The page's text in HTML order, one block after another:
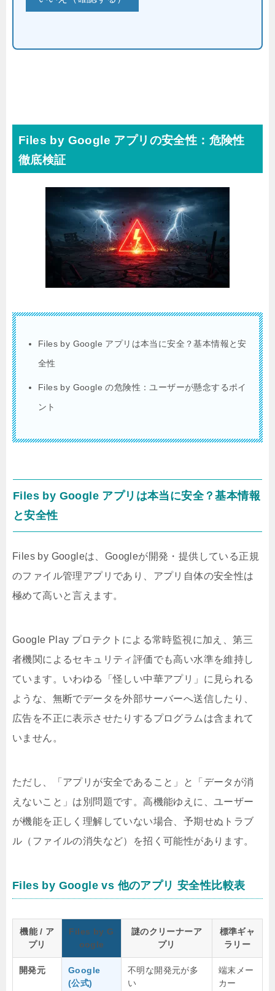
Files by Google アプリの安全性：危険性
徹底検証
Files by Google アプリは本当に安全？基本情報と安
全性
Files by Google の危険性：ユーザーが懸念するポイ
ント
Files by Google アプリは本当に安全？基本情報
と安全性
Files by Googleは、Googleが開発・提供している正規
のファイル管理アプリであり、アプリ自体の安全性は
極めて高いと言えます。
Google Play プロテクトによる常時監視に加え、第三
者機関によるセキュリティ評価でも高い水準を維持し
ています。いわゆる「怪しい中華アプリ」に見られる
ような、無断でデータを外部サーバーへ送信したり、
広告を不正に表示させたりするプログラムは含まれて
いません。
ただし、「アプリが安全であること」と「データが消
えないこと」は別問題です。高機能ゆえに、ユーザー
が機能を正しく理解していない場合、予期せぬトラブ
ル（ファイルの消失など）を招く可能性があります。
Files by Google vs 他のアプリ 安全性比較表
機能 / ア
プリ
Files by G
oogle
謎のクリーナーア
プリ
標準ギャ
ラリー
開発元
Google
(公式)
不明な開発元が多
い
端末メー
カー